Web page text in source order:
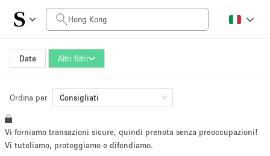
Date Altri filtri
Prezzo al giorno
HK$0
Dimensioni dello spazio
5000+ sq ft
~ 13 persone
Ordina per Consigliati
Vi forniamo transazioni sicure, quindi prenota senza preoccupazioni!
Vi tuteliamo, proteggiamo e difendiamo.